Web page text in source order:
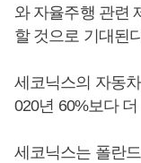
와 자율주행 관련
할 것으로 기대된
세코닉스의 자동
020년 60%보다
세코닉스는 폴란